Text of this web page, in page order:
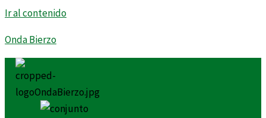
Ir al contenido
Onda Bierzo